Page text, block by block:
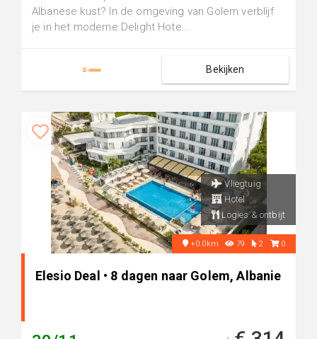
Albanese kust? In de omgeving van Golem verblijf
je in het moderne Delight Hote...
Bekijken
Vliegtuig
Hotel
Logies & ontbijt
+0.0km 79 2 0
Elesio Deal • 8 dagen naar Golem, Albanie